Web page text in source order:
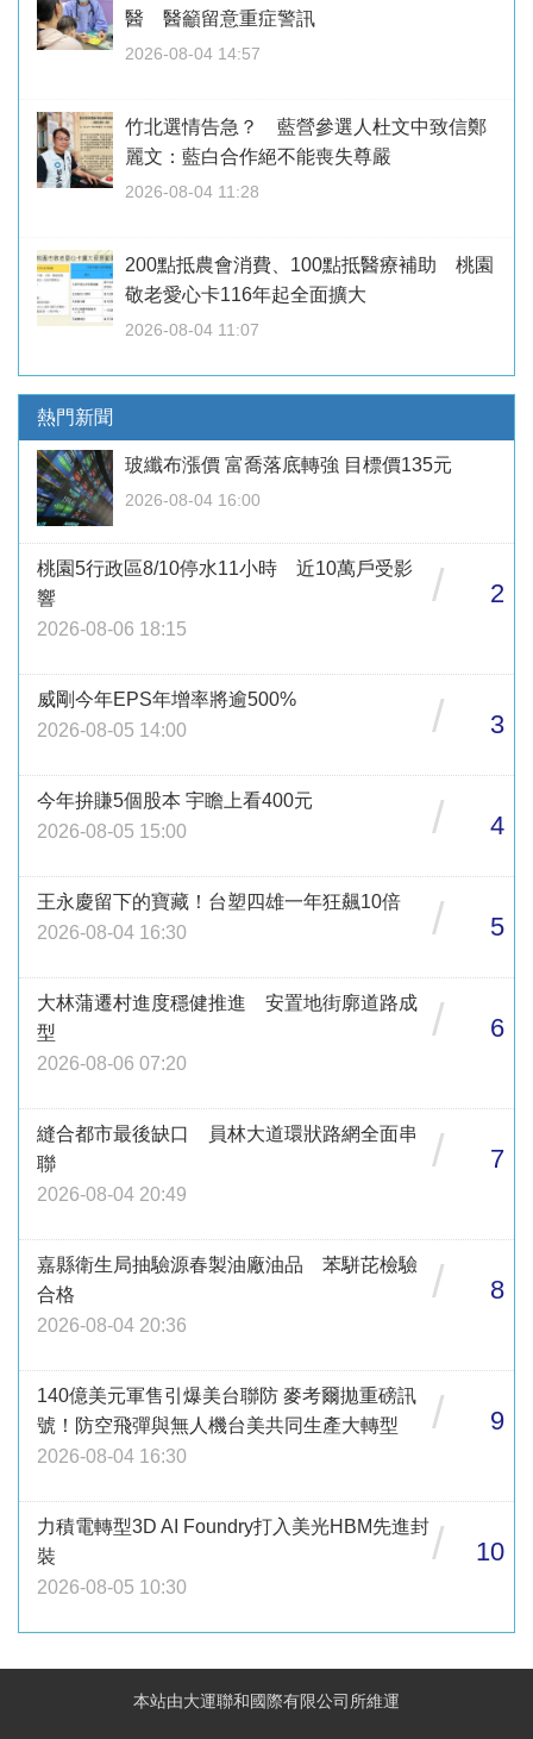
醫 醫籲留意重症警訊
2026-08-04 14:57
竹北選情告急？ 藍營參選人杜文中致信鄭
麗文：藍白合作絕不能喪失尊嚴
2026-08-04 11:28
200點抵農會消費、100點抵醫療補助 桃園
敬老愛心卡116年起全面擴大
2026-08-04 11:07
熱門新聞
玻纖布漲價 富喬落底轉強 目標價135元
2026-08-04 16:00
桃園5行政區8/10停水11小時 近10萬戶受影
響
2026-08-06 18:15
/ 2
威剛今年EPS年增率將逾500%
2026-08-05 14:00
/ 3
今年拚賺5個股本 宇瞻上看400元
2026-08-05 15:00
/ 4
王永慶留下的寶藏！台塑四雄一年狂飆10倍
2026-08-04 16:30
/ 5
大林蒲遷村進度穩健推進 安置地街廓道路成
型
2026-08-06 07:20
/ 6
縫合都市最後缺口 員林大道環狀路網全面串
聯
2026-08-04 20:49
/ 7
嘉縣衛生局抽驗源春製油廠油品 苯駢芘檢驗
合格
2026-08-04 20:36
/ 8
140億美元軍售引爆美台聯防 麥考爾拋重磅訊
號！防空飛彈與無人機台美共同生產大轉型
2026-08-04 16:30
/ 9
力積電轉型3D AI Foundry打入美光HBM先進封
裝
2026-08-05 10:30
/ 10
本站由大運聯和國際有限公司所維運